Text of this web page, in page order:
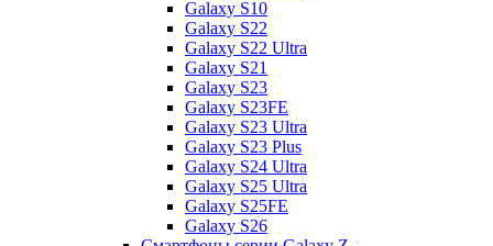
Galaxy S10
Galaxy S22
Galaxy S22 Ultra
Galaxy S21
Galaxy S23
Galaxy S23FE
Galaxy S23 Ultra
Galaxy S23 Plus
Galaxy S24 Ultra
Galaxy S25 Ultra
Galaxy S25FE
Galaxy S26